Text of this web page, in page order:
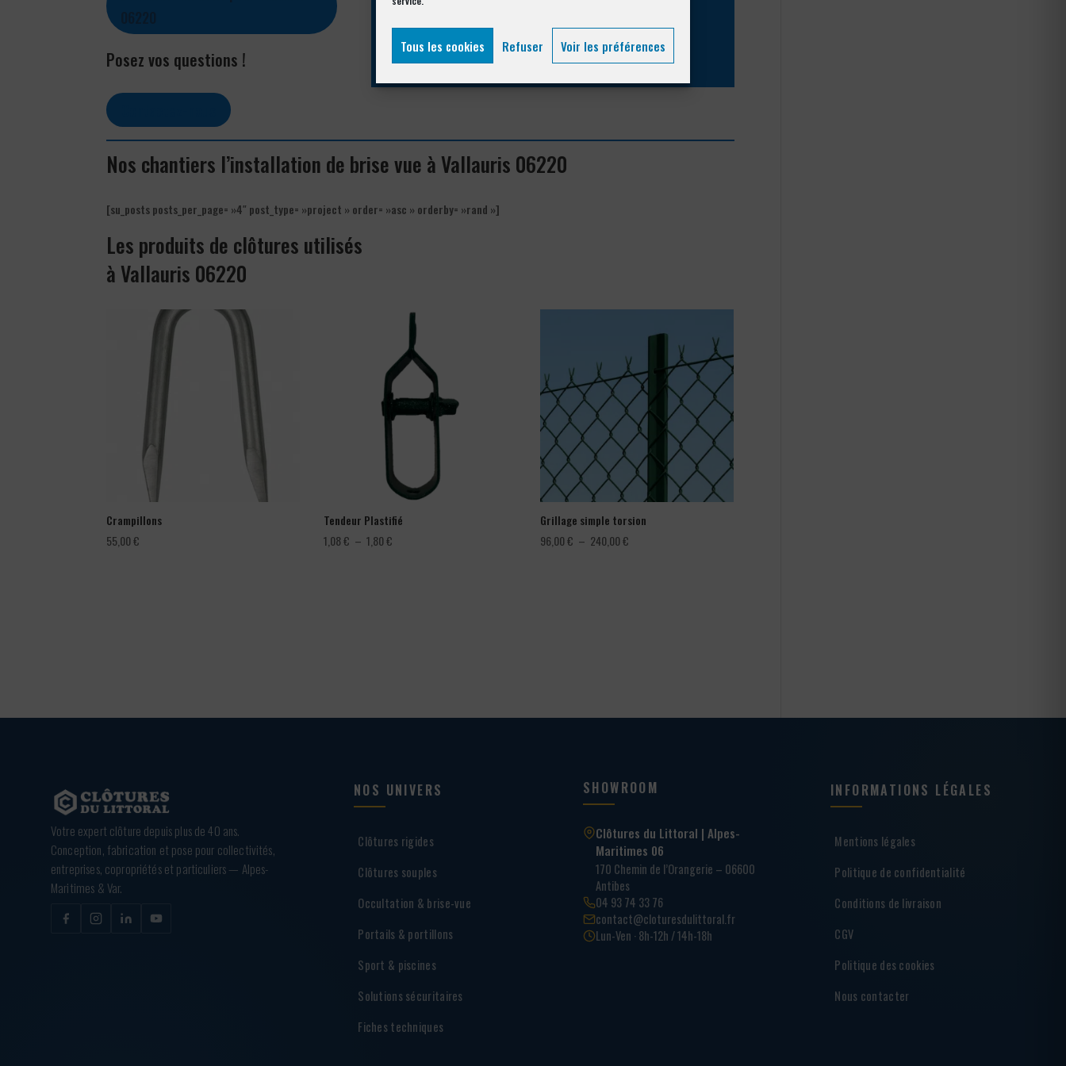
Tous les cookies Refuser Voir les préférences
Posez vos questions !
04 93 74 33 76
Nos chantiers l’installation de brise vue à Vallauris 06220
[su_posts posts_per_page= »4″ post_type= »project » order= »asc » orderby= »rand »]
Les produits de clôtures utilisés
à Vallauris 06220
Crampillons
55,00€
Tendeur Plastifié
1,08€ – 1,80€Plage
Grillage simple torsion
96,00€ – 240,00€
Votre expert clôture depuis plus de 40 ans.
Conception, fabrication et pose pour collectivités,
entreprises, copropriétés et particuliers — Alpes-
Maritimes & Var.
NOS UNIVERS
Clôtures rigides
Clôtures souples
Occultation & brise-vue
Portails & portillons
Sport & piscines
Solutions sécuritaires
Fiches techniques
SHOWROOM
Clôtures du Littoral | Alpes-
Maritimes 06
170 Chemin de l’Orangerie – 06600
Antibes
04 93 74 33 76
contact@cloturesdulittoral.fr
Lun-Ven · 8h-12h / 14h-18h
INFORMATIONS LÉGALES
Mentions légales
Politique de confidentialité
Conditions de livraison
CGV
Politique des cookies
Nous contacter